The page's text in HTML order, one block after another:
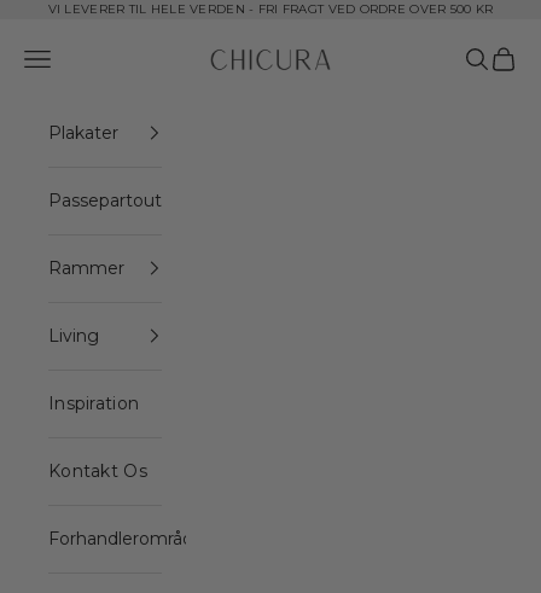
Spring til indhold
VI LEVERER TIL HELE VERDEN - FRI FRAGT VED ORDRE OVER 500 KR
ChiCura Copenhagen DK
Åbn navigationsmenu ÅbnÅbn
Plakater
Passepartout
Rammer
Living
Inspiration
Kontakt Os
Forhandlerområde